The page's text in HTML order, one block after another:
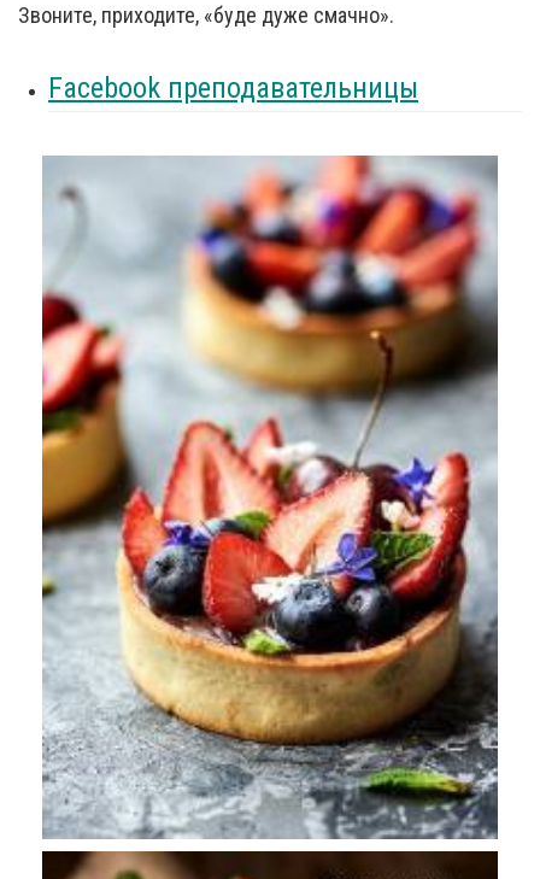
Звоните, приходите, «буде дуже смачно».
Facebook преподавательницы